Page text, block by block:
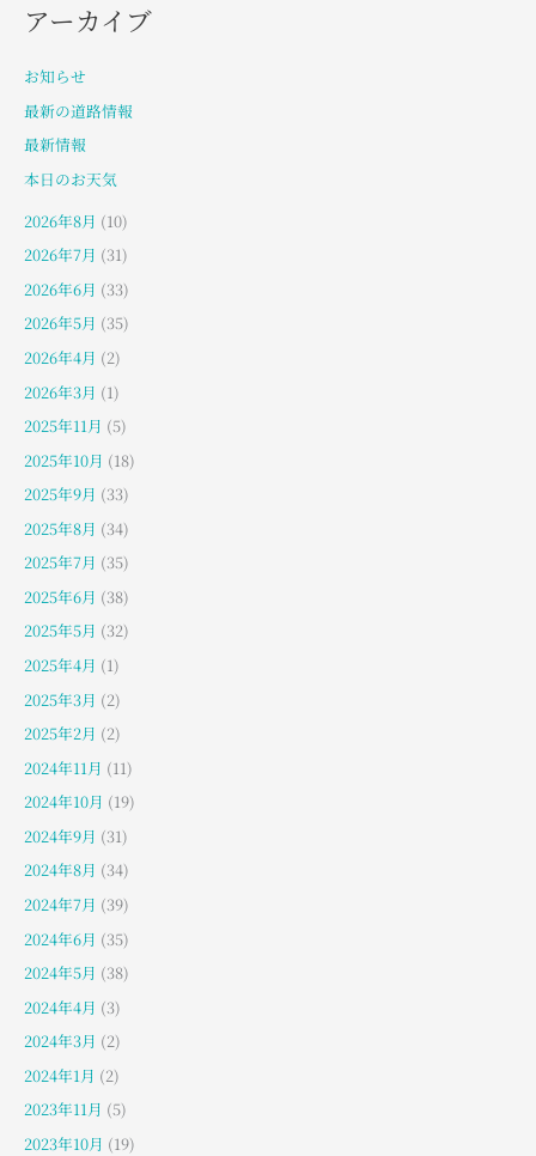
アーカイブ
お知らせ
最新の道路情報
最新情報
本日のお天気
2026年8月 (10)
2026年7月 (31)
2026年6月 (33)
2026年5月 (35)
2026年4月 (2)
2026年3月 (1)
2025年11月 (5)
2025年10月 (18)
2025年9月 (33)
2025年8月 (34)
2025年7月 (35)
2025年6月 (38)
2025年5月 (32)
2025年4月 (1)
2025年3月 (2)
2025年2月 (2)
2024年11月 (11)
2024年10月 (19)
2024年9月 (31)
2024年8月 (34)
2024年7月 (39)
2024年6月 (35)
2024年5月 (38)
2024年4月 (3)
2024年3月 (2)
2024年1月 (2)
2023年11月 (5)
2023年10月 (19)